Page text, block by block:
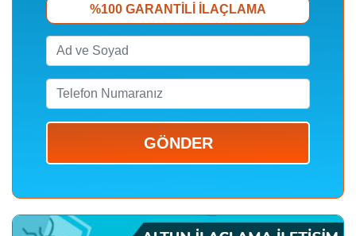
%100 GARANTILI ILAÇLAMA
GÖNDER